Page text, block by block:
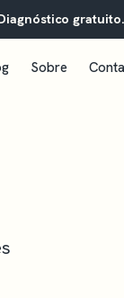
gratuito.
Sobre